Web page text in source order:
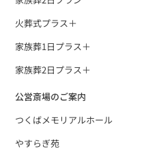
火葬式プラス＋
家族葬1日プラス＋
家族葬2日プラス＋
公営斎場のご案内
つくばメモリアルホール
やすらぎ苑